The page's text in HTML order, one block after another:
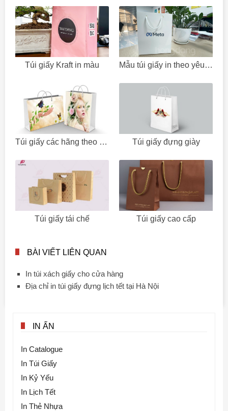
Túi giấy Kraft in màu Mẫu túi giấy in theo yêu cầu
Túi giấy các hãng theo yêu cầu Túi giấy đựng giày
Túi giấy tái chế Túi giấy cao cấp
BÀI VIẾT LIÊN QUAN
In túi xách giấy cho cửa hàng
Địa chỉ in túi giấy đựng lịch tết tại Hà Nội
IN ẤN
In Catalogue
In Túi Giấy
In Kỷ Yếu
In Lịch Tết
In Thẻ Nhựa